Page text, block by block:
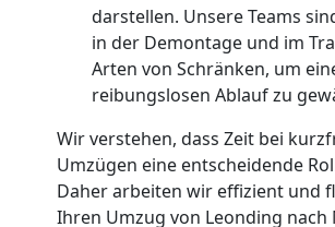
darstellen. Unsere Teams
in der Demontage und im
Arten von Schränken, um
reibungslosen Ablauf zu
Wir verstehen, dass Zeit bei
Umzügen eine entscheidende
Daher arbeiten wir effizient und
Ihren Umzug von Leonding nach
Leonding
Vereinsumzug
Leonding